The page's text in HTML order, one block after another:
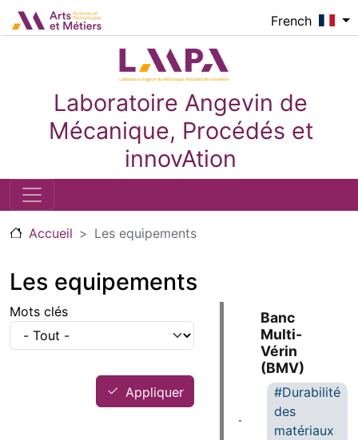
Aller au contenu principal
Laboratoire Angevin de
Mécanique, Procédés et
innovAtion
French
Logo_image
Accueil Les equipements
Les equipements
Banc
Multi-
Vérin
(BMV)
Durabilité
des
matériaux
Mots clés
Appliquer